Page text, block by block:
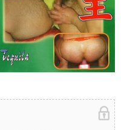
已有76人支付 登录